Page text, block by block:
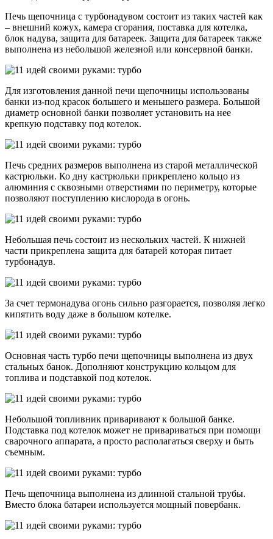
Печь щепочница с турбонадувом состоит из таких частей как
– внешний кожух, камера сгорания, поставка для котелка,
блок надува, защита для батареек. Защита для батареек также
выполнена из небольшой железной или консервной банки.
Для изготовления данной печи щепочницы использованы
банки из-под красок большего и меньшего размера. Большой
диаметр основной банки позволяет установить на нее
крепкую подставку под котелок.
Печь средних размеров выполнена из старой металлической
кастрюльки. Ко дну кастрюльки прикреплено кольцо из
алюминия с сквозными отверстиями по периметру, которые
позволяют поступлению кислорода в огонь.
Небольшая печь состоит из нескольких частей. К нижней
части прикреплена защита для батарей которая питает
турбонадув.
За счет термонадува огонь сильно разгорается, позволяя легко
кипятить воду даже в большом котелке.
Основная часть турбо печи щепочницы выполнена из двух
стальных банок. Дополняют конструкцию кольцом для
топлива и подставкой под котелок.
Небольшой топливник приваривают к большой банке.
Подставка под котелок может не привариваться при помощи
сварочного аппарата, а просто располагаться сверху и быть
съемным.
Печь щепочница выполнена из длинной стальной трубы.
Вместо блока батареи используется мощный повербанк.